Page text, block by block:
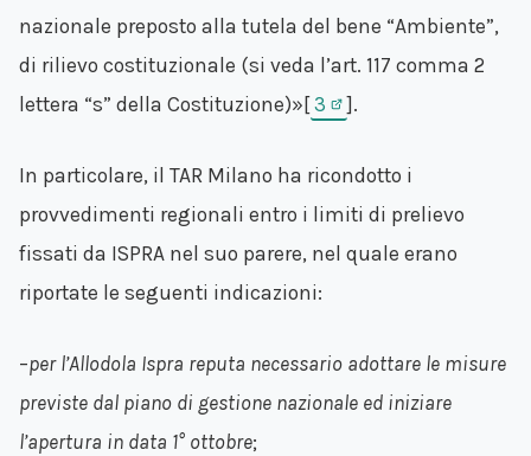
nazionale preposto alla tutela del bene “Ambiente”,
di rilievo costituzionale (si veda l’art. 117 comma 2
lettera “s” della Costituzione)»[3 ].
In particolare, il TAR Milano ha ricondotto i
provvedimenti regionali entro i limiti di prelievo
fissati da ISPRA nel suo parere, nel quale erano
riportate le seguenti indicazioni:
–per l’Allodola Ispra reputa necessario adottare le misure
previste dal piano di gestione nazionale ed iniziare
l’apertura in data 1° ottobre;